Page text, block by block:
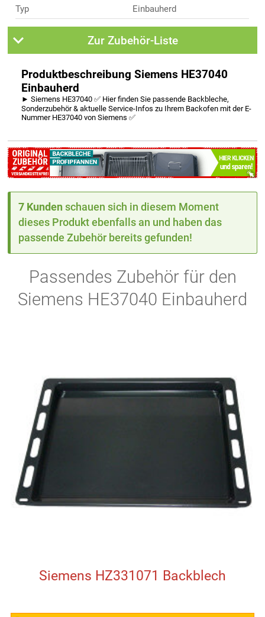
Typ
Einbauherd
Zur Zubehör-Liste
Produktbeschreibung Siemens HE37040
Einbauherd
► Siemens HE37040 ✅ Hier finden Sie passende Backbleche,
Sonderzubehör & aktuelle Service-Infos zu Ihrem Backofen mit der E-
Nummer HE37040 von Siemens ✅
7 Kunden schauen sich in diesem Moment
dieses Produkt ebenfalls an und haben das
passende Zubehör bereits gefunden!
Passendes Zubehör für den
Siemens HE37040 Einbauherd
Siemens HZ331071 Backblech